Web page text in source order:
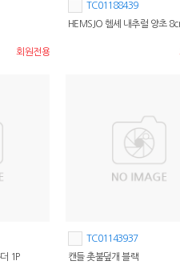
회원전용
TC01188439
HEMSJO 헴셰 내추럴 양초
1P
TC01143937
캔들 촛불덮개 블랙